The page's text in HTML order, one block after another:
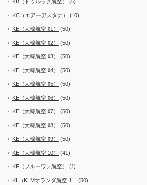
KB（ドゥルック航空） (6)
KC（エアーアスタナ） (10)
KE（大韓航空 01） (50)
KE（大韓航空 02） (50)
KE（大韓航空 03） (50)
KE（大韓航空 04） (50)
KE（大韓航空 05） (50)
KE（大韓航空 06） (50)
KE（大韓航空 07） (50)
KE（大韓航空 08） (50)
KE（大韓航空 09） (50)
KE（大韓航空 10） (41)
KF（ブルーワン航空） (1)
KL（KLMオランダ航空 1） (50)